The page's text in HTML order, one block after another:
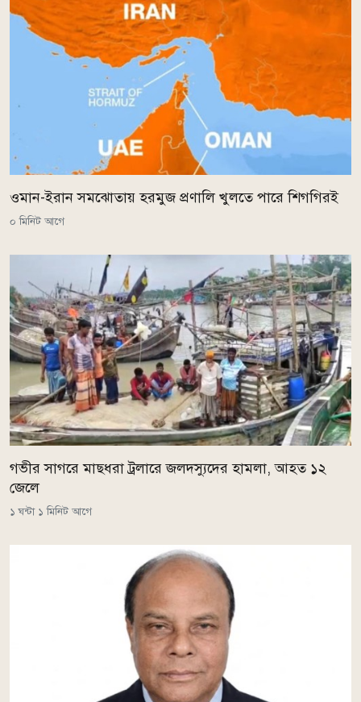
ওমান-ইরান সমঝোতায় হরমুজ প্রণালি খুলতে পারে শিগগিরই
০ মিনিট আগে
গভীর সাগরে মাছধরা ট্রলারে জলদস্যুদের হামলা, আহত ১২
জেলে
১ ঘন্টা ১ মিনিট আগে